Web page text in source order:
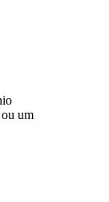
um